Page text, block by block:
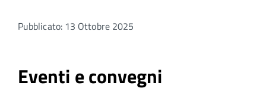
Pubblicato: 13 Ottobre 2025
Eventi e convegni